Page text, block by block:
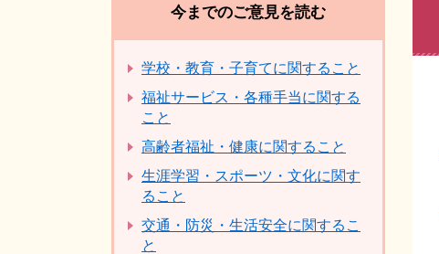
今までのご意見を読む
学校・教育・子育てに関すること
福祉サービス・各種手当に関する
こと
高齢者福祉・健康に関すること
生涯学習・スポーツ・文化に関す
ること
交通・防災・生活安全に関するこ
と